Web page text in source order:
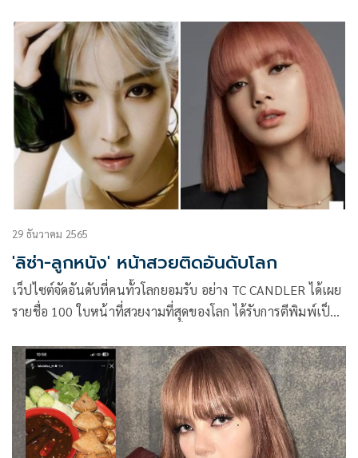
ไปด้วย ขณะที่ฝ่ายชายก็ขึ้นรูปในสตอรี่ไอจีเช่นกัน
29 ธันวาคม 2565
'ลิซ่า-ลูกหนัง' หน้าสวยติดอันดับโลก
เว็ปไซต์จัดอันดับที่คนทั้วโลกยอมรับ อย่าง TC CANDLER ได้เผย
รายชื่อ 100 ใบหน้าที่สวยงามที่สุดของโลก ได้รับการตีพิมพ์เป็น